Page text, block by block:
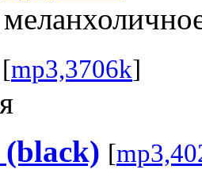
[mp3,3706k]
[